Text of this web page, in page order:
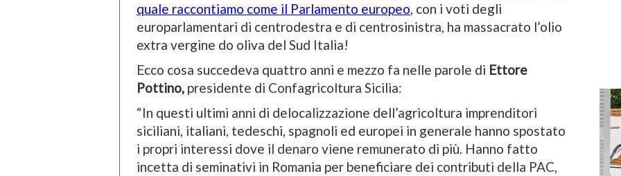
quale raccontiamo come il Parlamento europeo, con i voti degli
europarlamentari di centrodestra e di centrosinistra, ha massacrato l’olio
extra vergine do oliva del Sud Italia!
Ecco cosa succedeva quattro anni e mezzo fa nelle parole di Ettore
Pottino, presidente di Confagricoltura Sicilia:
“In questi ultimi anni di delocalizzazione dell’agricoltura imprenditori
siciliani, italiani, tedeschi, spagnoli ed europei in generale hanno spostato
i propri interessi dove il denaro viene remunerato di più. Hanno fatto
incetta di seminativi in Romania per beneficiare dei contributi della PAC,